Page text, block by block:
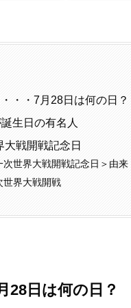
・・7月28日は何の日？
生日の有名人
大戦開戦記念日
次世界大戦開戦記念日＞由来
世界大戦開戦
28日は何の日？